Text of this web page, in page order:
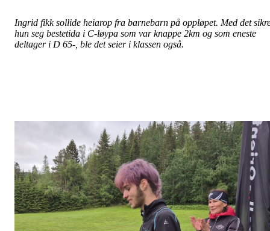
Ingrid fikk sollide heiarop fra barnebarn på oppløpet. Med det
hun seg bestetida i C-løypa som var knappe 2km og som eneste
deltager i D 65-, ble det seier i klassen også.